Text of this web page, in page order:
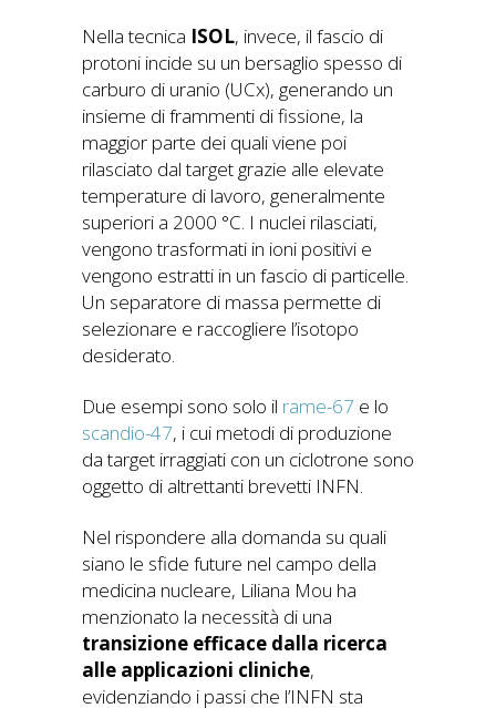
Nella tecnica ISOL, invece, il fascio di
protoni incide su un bersaglio spesso di
carburo di uranio (UCx), generando un
insieme di frammenti di fissione, la
maggior parte dei quali viene poi
rilasciato dal target grazie alle elevate
temperature di lavoro, generalmente
superiori a 2000 °C. I nuclei rilasciati,
vengono trasformati in ioni positivi e
vengono estratti in un fascio di particelle.
Un separatore di massa permette di
selezionare e raccogliere l’isotopo
desiderato.
Due esempi sono solo il rame-67 e lo
scandio-47, i cui metodi di produzione
da target irraggiati con un ciclotrone sono
oggetto di altrettanti brevetti INFN.
Nel rispondere alla domanda su quali
siano le sfide future nel campo della
medicina nucleare, Liliana Mou ha
menzionato la necessità di una
transizione efficace dalla ricerca
alle applicazioni cliniche,
evidenziando i passi che l’INFN sta